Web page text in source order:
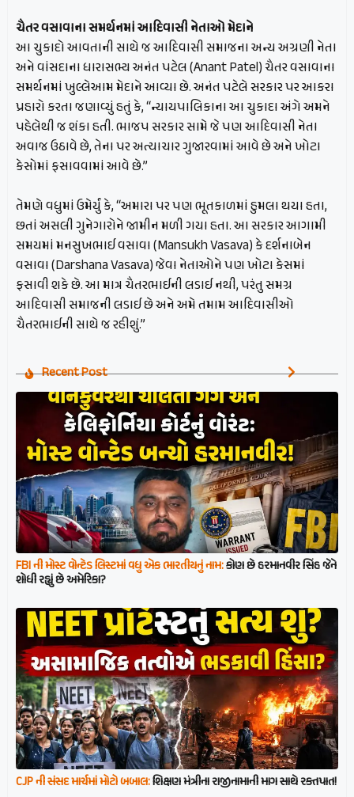
ચૈતર વસાવાના સમર્થનમાં આદિવાસી નેતાઓ મેદાને
આ ચુકાદો આવતાની સાથે જ આદિવાસી સમાજના અન્ય અગ્રણી નેતા
અને વાંસદાના ધારાસભ્ય અનંત પટેલ (Anant Patel) ચૈતર વસાવાના
સમર્થનમાં ખુલ્લેઆમ મેદાને આવ્યા છે. અનંત પટેલે સરકાર પર આકરા
પ્રહારો કરતા જણાવ્યું હતું કે, “ન્યાયપાલિકાના આ ચુકાદા અંગે અમને
પહેલેથી જ શંકા હતી. ભાજપ સરકાર સામે જે પણ આદિવાસી નેતા
અવાજ ઉઠાવે છે, તેના પર અત્યાચાર ગુજારવામાં આવે છે અને ખોટા
કેસોમાં ફસાવવામાં આવે છે.”
તેમણે વધુમાં ઉમેર્યું કે, “અમારા પર પણ ભૂતકાળમાં હુમલા થયા હતા,
છતાં અસલી ગુનેગારોને જામીન મળી ગયા હતા. આ સરકાર આગામી
સમયમાં મનસુખભાઈ વસાવા (Mansukh Vasava) કે દર્શનાબેન
વસાવા (Darshana Vasava) જેવા નેતાઓને પણ ખોટા કેસમાં
ફસાવી શકે છે. આ માત્ર ચૈતરભાઈની લડાઈ નથી, પરંતુ સમગ્ર
આદિવાસી સમાજની લડાઈ છે અને અમે તમામ આદિવાસીઓ
ચૈતરભાઈની સાથે જ રહીશું.”
Recent Post
FBI ની મોસ્ટ વોન્ટેડ લિસ્ટમાં વધુ એક ભારતીયનું નામ:કોણ છે હરમાનવીર સિંહ જેને
શોધી રહ્યું છે અમેરિકા?
CJP ની સંસદ માર્ચમાં મોટો બબાલ:શિક્ષણ મંત્રીના રાજીનામાની માગ સાથે રક્તપાત!